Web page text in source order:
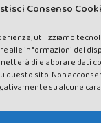
Consenso
utilizziamo
alle informazioni del
di elaborare dati
questo sito. Non
su alcune
registrata presso il